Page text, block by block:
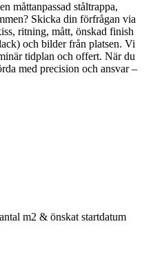
måttanpassad ståltrappa,
Skicka din förfrågan via
ritning, mått, önskad finish
och bilder från platsen. Vi
tidplan och offert. När du
med precision och ansvar –
m2 & önskat startdatum